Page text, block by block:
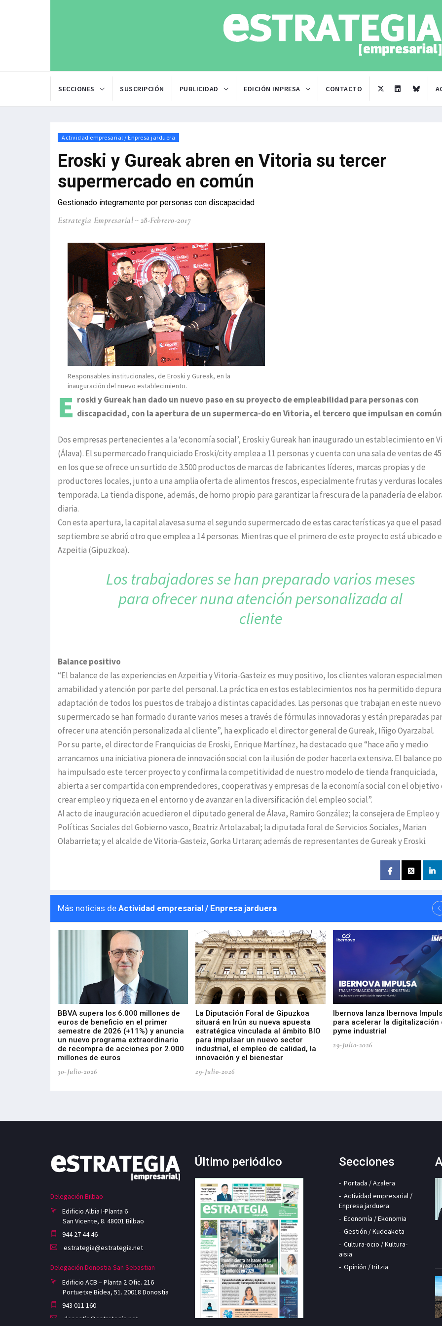
SECCIONES SUSCRIPCIÓN PUBLICIDAD EDICIÓN IMPRESA CONTACTO
Actividad empresarial / Enpresa jarduera
Eroski y Gureak abren en Vitoria su tercer
supermercado en común
Gestionado íntegramente por personas con discapacidad
Estrategia Empresarial 28-Febrero-2017
Responsables institucionales, de Eroski y Gureak, en la
inauguración del nuevo establecimiento.
E roski y Gureak han dado un nuevo paso en su proyecto de empleabilidad para personas con
discapacidad, con la apertura de un supermerca-do en Vitoria, el tercero que impulsan en
Dos empresas pertenecientes a la ‘economía social’, Eroski y Gureak han inaugurado un establecimiento en
(Álava). El supermercado franquiciado Eroski/city emplea a 11 personas y cuenta con una sala de ventas de
en los que se ofrece un surtido de 3.500 productos de marcas de fabricantes líderes, marcas propias y de
productores locales, junto a una amplia oferta de alimentos frescos, especialmente frutas y verduras
temporada. La tienda dispone, además, de horno propio para garantizar la frescura de la panadería de
diaria.
Con esta apertura, la capital alavesa suma el segundo supermercado de estas características ya que el
septiembre se abrió otro que emplea a 14 personas. Mientras que el primero de este proyecto está ubicado
Azpeitia (Gipuzkoa).
Los trabajadores se han preparado varios meses
para ofrecer nuna atención personalizada al
cliente
Balance positivo
“El balance de las experiencias en Azpeitia y Vitoria-Gasteiz es muy positivo, los clientes valoran
amabilidad y atención por parte del personal. La práctica en estos establecimientos nos ha permitido
adaptación de todos los puestos de trabajo a distintas capacidades. Las personas que trabajan en este nuevo
supermercado se han formado durante varios meses a través de fórmulas innovadoras y están preparadas
ofrecer una atención personalizada al cliente”, ha explicado el director general de Gureak, Iñigo Oyarzabal.
Por su parte, el director de Franquicias de Eroski, Enrique Martínez, ha destacado que “hace año y medio
arrancamos una iniciativa pionera de innovación social con la ilusión de poder hacerla extensiva. El balance
ha impulsado este tercer proyecto y confirma la competitividad de nuestro modelo de tienda franquiciada,
abierta a ser compartida con emprendedores, cooperativas y empresas de la economía social con el objetivo
crear empleo y riqueza en el entorno y de avanzar en la diversificación del empleo social”.
Al acto de inauguración acuedieron el diputado general de Álava, Ramiro González; la consejera de Empleo y
Políticas Sociales del Gobierno vasco, Beatriz Artolazabal; la diputada foral de Servicios Sociales, Marian
Olabarrieta; y el alcalde de Vitoria-Gasteiz, Gorka Urtaran; además de representantes de Gureak y Eroski.
Más noticias de Actividad empresarial / Enpresa jarduera
BBVA supera los 6.000 millones de
euros de beneficio en el primer
semestre de 2026 (+11%) y anuncia
un nuevo programa extraordinario
de recompra de acciones por 2.000
millones de euros
30-Julio-2026
La Diputación Foral de Gipuzkoa
situará en Irún su nueva apuesta
estratégica vinculada al ámbito BIO
para impulsar un nuevo sector
industrial, el empleo de calidad, la
innovación y el bienestar
29-Julio-2026
Ibernova lanza Ibernova
para acelerar la digitalización
pyme industrial
29-Julio-2026
Delegación Bilbao
Edificio Albia I-Planta 6
San Vicente, 8. 48001 Bilbao
944 27 44 46
estrategia@estrategia.net
Delegación Donostia-San Sebastian
Edificio ACB – Planta 2 Ofic. 216
Portuetxe Bidea, 51. 20018 Donostia
943 011 160
donostia@estrategia.net
Último periódico Secciones
Portada / Azalera
Actividad empresarial /
Enpresa jarduera
Economía / Ekonomia
Gestión / Kudeaketa
Cultura-ocio / Kultura-
aisia
Opinión / Iritzia